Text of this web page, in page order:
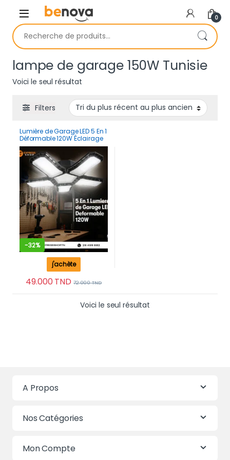
Skip to navigation
Skip to content
0
Recherche pour :
lampe de garage 150W Tunisie
Voici le seul résultat
Filters
Lumière de Garage LED 5 En 1
Déformable 120W Éclairage
Ultra-Lumineux avec
Panneaux Réglables – E27
6500K
-32%
49.000TND 72.000TND
j'achète
Voici le seul résultat
A Propos
Nos Catégories
Mon Compte